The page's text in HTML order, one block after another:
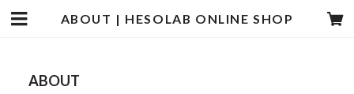
ABOUT | HESOLAB ONLINE SHOP
ABOUT